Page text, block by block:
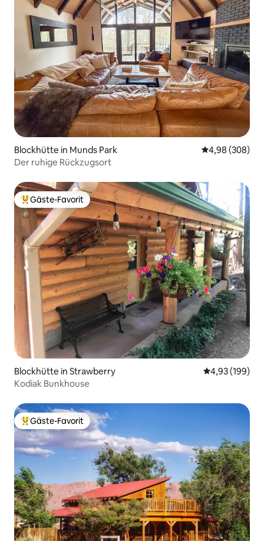
Blockhütte in Munds Park
4,98 (308)
Der ruhige Rückzugsort
Beliebter Gäste-Favorit.
Gäste-Favorit
Blockhütte in Strawberry
4,93 (199)
Kodiak Bunkhouse
Beliebter Gäste-Favorit.
Gäste-Favorit